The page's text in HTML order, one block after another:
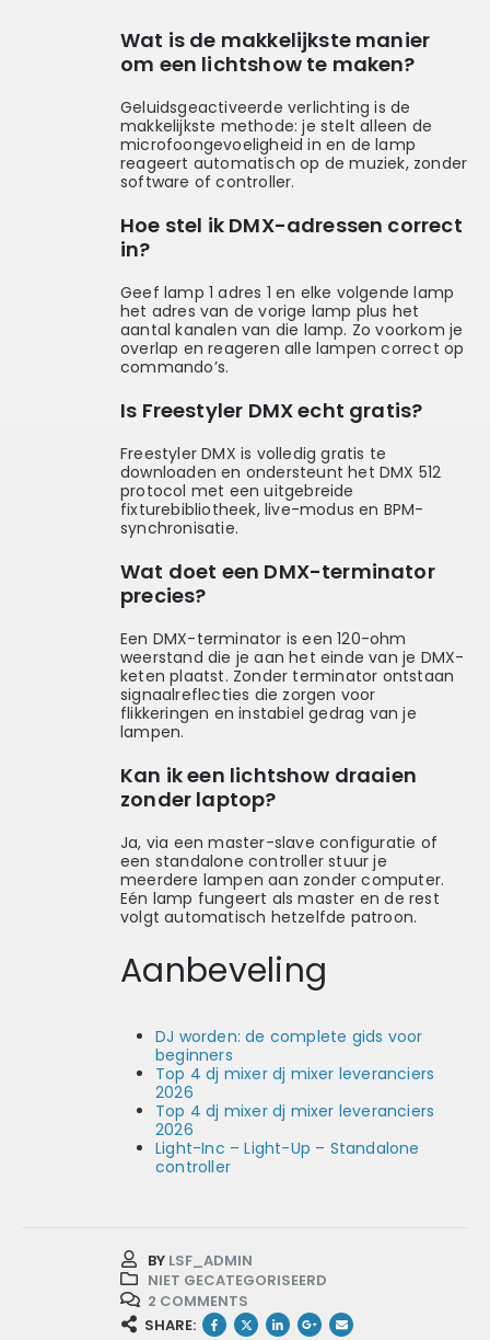
Wat is de makkelijkste manier
om een lichtshow te maken?
Geluidsgeactiveerde verlichting is de
makkelijkste methode: je stelt alleen de
microfoongevoeligheid in en de lamp
reageert automatisch op de muziek, zonder
software of controller.
Hoe stel ik DMX-adressen correct
in?
Geef lamp 1 adres 1 en elke volgende lamp
het adres van de vorige lamp plus het
aantal kanalen van die lamp. Zo voorkom je
overlap en reageren alle lampen correct op
commando’s.
Is Freestyler DMX echt gratis?
Freestyler DMX is volledig gratis te
downloaden en ondersteunt het DMX 512
protocol met een uitgebreide
fixturebibliotheek, live-modus en BPM-
synchronisatie.
Wat doet een DMX-terminator
precies?
Een DMX-terminator is een 120-ohm
weerstand die je aan het einde van je DMX-
keten plaatst. Zonder terminator ontstaan
signaalreflecties die zorgen voor
flikkeringen en instabiel gedrag van je
lampen.
Kan ik een lichtshow draaien
zonder laptop?
Ja, via een master-slave configuratie of
een standalone controller stuur je
meerdere lampen aan zonder computer.
Eén lamp fungeert als master en de rest
volgt automatisch hetzelfde patroon.
Aanbeveling
DJ worden: de complete gids voor
beginners
Top 4 dj mixer dj mixer leveranciers
2026
Top 4 dj mixer dj mixer leveranciers
2026
Light-Inc – Light-Up – Standalone
controller
BY LSF_ADMIN
NIET GECATEGORISEERD
2 COMMENTS
SHARE: